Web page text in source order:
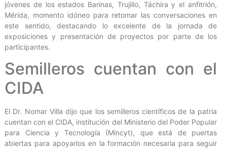
jóvenes de los estados Barinas, Trujillo, Táchira y el anfitrión,
Mérida, momento idóneo para retomar las conversaciones en
este sentido, destacando lo excelente de la jornada de
exposiciones y presentación de proyectos por parte de los
participantes.
Semilleros cuentan con el
CIDA
El Dr. Nomar Villa dijo que los semilleros científicos de la patria
cuentan con el CIDA, institución del Ministerio del Poder Popular
para Ciencia y Tecnología (Mincyt), que está de puertas
abiertas para apoyarlos en la formación necesaria para seguir